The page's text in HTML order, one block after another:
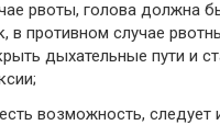
рвоты, голова должна
в противном случае
дыхательные пути и
возможность, следует